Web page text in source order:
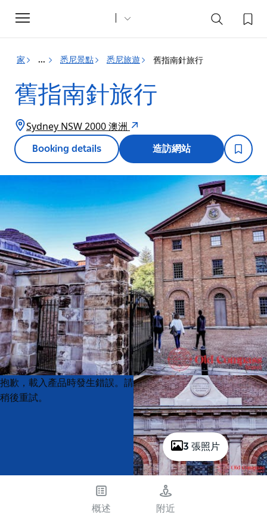
Toggle
navigation
家 ... 悉尼景點 悉尼旅遊 舊指南針旅行
舊指南針旅行
Sydney NSW 2000 澳洲
Booking details 造訪網站
3 張照片
Product
List
Product
List
抱歉，載入產品時發生錯誤。請
稍後重試。
概述 附近